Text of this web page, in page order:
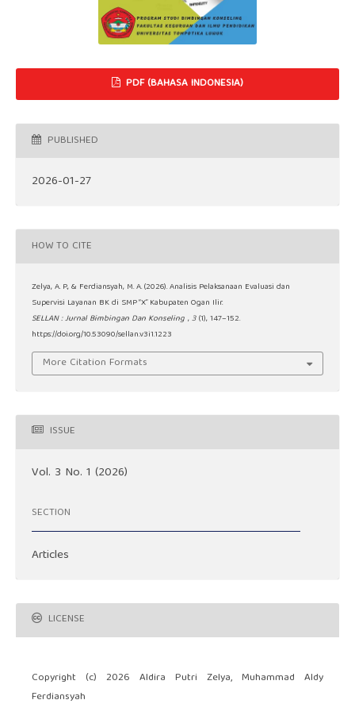
PDF (BAHASA INDONESIA)
PUBLISHED
2026-01-27
HOW TO CITE
Zelya, A. P., & Ferdiansyah, M. A. (2026). Analisis Pelaksanaan Evaluasi dan
Supervisi Layanan BK di SMP “X” Kabupaten Ogan Ilir.
SELLAN : Jurnal Bimbingan Dan Konseling ,3 (1), 147–152.
https://doi.org/10.53090/sellan.v3i1.1223
More Citation Formats
ISSUE
Vol. 3 No. 1 (2026)
SECTION
Articles
LICENSE
Copyright (c) 2026 Aldira Putri Zelya, Muhammad Aldy
Ferdiansyah